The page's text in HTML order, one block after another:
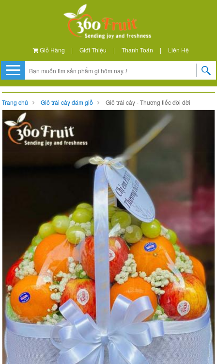
Giỏ Hàng | Giới Thiệu | Thanh Toán | Liên Hệ
Trang chủ Giỏ trái cây đám giỗ Giỏ trái cây - Thương tiếc đời đời